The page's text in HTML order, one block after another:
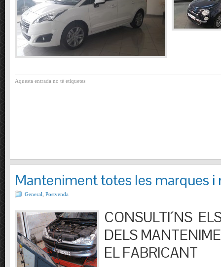
Aquesta entrada no té etiquetes
Manteniment totes les marques i
General Postvenda
CONSULTI´NS
DELS
EL FABRICANT